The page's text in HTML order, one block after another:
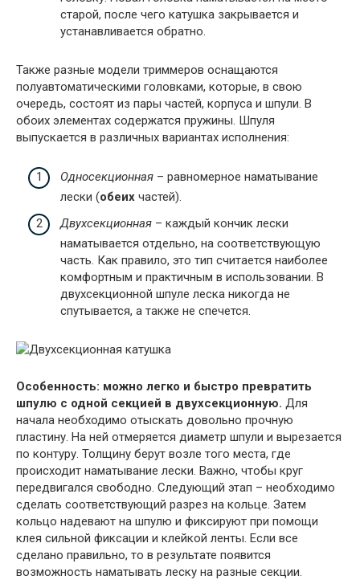
старой, после чего катушка закрывается и
устанавливается обратно.
Также разные модели триммеров оснащаются
полуавтоматическими головками, которые, в свою
очередь, состоят из пары частей, корпуса и шпули. В
обоих элементах содержатся пружины. Шпуля
выпускается в различных вариантах исполнения:
Односекционная – равномерное наматывание
лески (обеих частей).
Двухсекционная – каждый кончик лески
наматывается отдельно, на соответствующую
часть. Как правило, это тип считается наиболее
комфортным и практичным в использовании. В
двухсекционной шпуле леска никогда не
спутывается, а также не спечется.
Особенность: можно легко и быстро превратить
шпулю с одной секцией в двухсекционную. Для
начала необходимо отыскать довольно прочную
пластину. На ней отмеряется диаметр шпули и вырезается
по контуру. Толщину берут возле того места, где
происходит наматывание лески. Важно, чтобы круг
передвигался свободно. Следующий этап – необходимо
сделать соответствующий разрез на кольце. Затем
кольцо надевают на шпулю и фиксируют при помощи
клея сильной фиксации и клейкой ленты. Если все
сделано правильно, то в результате появится
возможность наматывать леску на разные секции.